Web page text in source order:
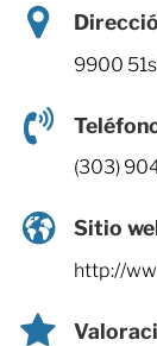
9900
(303)
Sitio
http://